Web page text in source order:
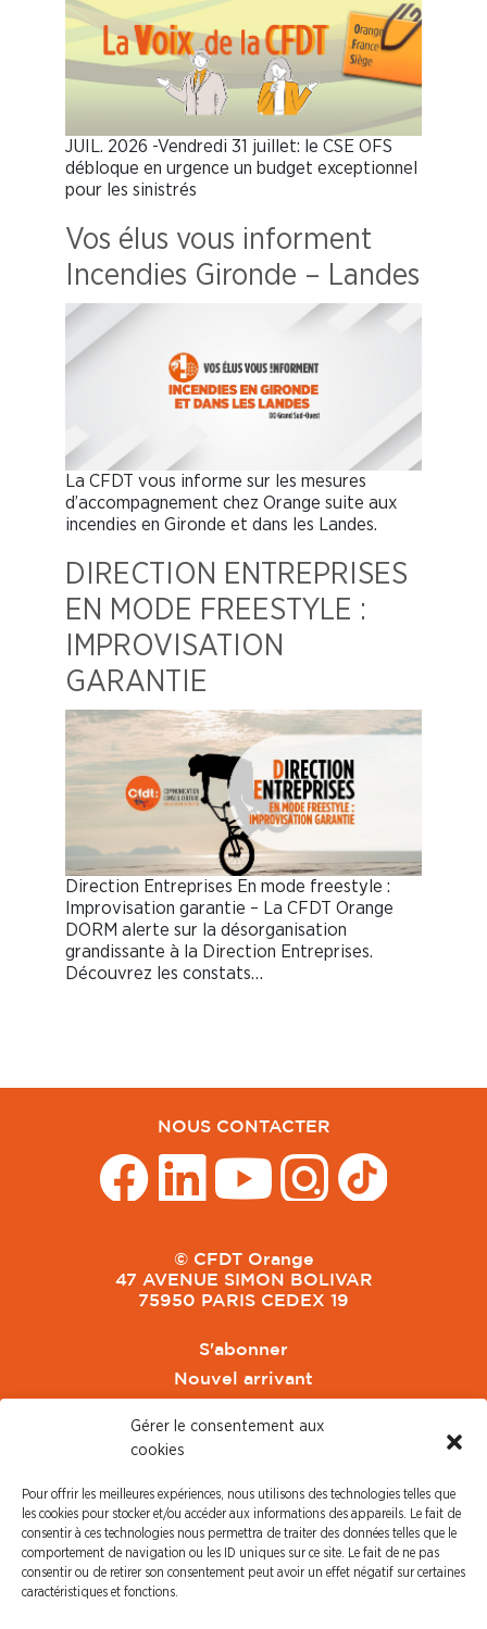
Gérer le consentement aux
cookies
Pour offrir les meilleures expériences, nous utilisons des technologies telles que
les cookies pour stocker et/ou accéder aux informations des appareils. Le fait de
consentir à ces technologies nous permettra de traiter des données telles que le
comportement de navigation ou les ID uniques sur ce site. Le fait de ne pas
consentir ou de retirer son consentement peut avoir un effet négatif sur certaines
caractéristiques et fonctions.
JUIL. 2026 -Vendredi 31 juillet: le CSE OFS
débloque en urgence un budget exceptionnel
pour les sinistrés
Vos élus vous informent
Incendies Gironde – Landes
La CFDT vous informe sur les mesures
d’accompagnement chez Orange suite aux
incendies en Gironde et dans les Landes.
DIRECTION ENTREPRISES
EN MODE FREESTYLE :
IMPROVISATION
GARANTIE
Direction Entreprises En mode freestyle :
Improvisation garantie – La CFDT Orange
DORM alerte sur la désorganisation
grandissante à la Direction Entreprises.
Découvrez les constats…
NOUS CONTACTER
© CFDT Orange
47 AVENUE SIMON BOLIVAR
75950 PARIS CEDEX 19
S'abonner
Nouvel arrivant
CFDT Cadres
CFDT Retraités
L'UFFA